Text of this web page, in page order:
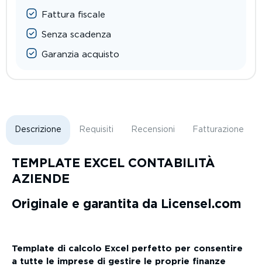
Fattura fiscale
Senza scadenza
Garanzia acquisto
Descrizione Requisiti Recensioni Fatturazione
TEMPLATE EXCEL CONTABILITÀ
AZIENDE
Originale e garantita da Licensel.com
Template di calcolo Excel perfetto per consentire
a tutte le imprese di gestire le proprie finanze